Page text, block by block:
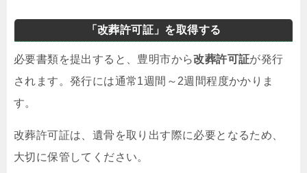
「改葬許可証」を取得する
必要書類を提出すると、豊明市から改葬許可証が発行
されます。発行には通常1週間～2週間程度かかりま
す。
改葬許可証は、遺骨を取り出す際に必要となるため、
大切に保管してください。